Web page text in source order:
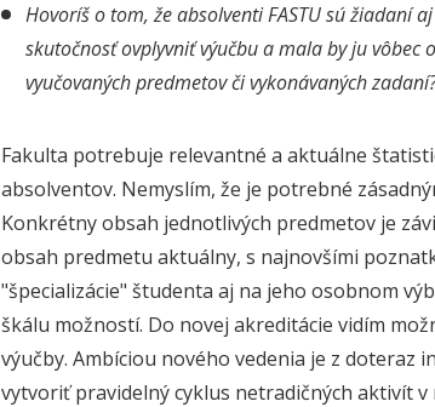
Hovoríš o tom, že absolventi FASTU sú žiadaní
skutočnosť ovplyvniť výučbu a mala by ju
vyučovaných predmetov či vykonávaných
Fakulta potrebuje relevantné a aktuálne
absolventov. Nemyslím, že je potrebné
Konkrétny obsah jednotlivých predmetov je
obsah predmetu aktuálny, s najnovšími
"špecializácie" študenta aj na jeho osobnom
škálu možností. Do novej akreditácie vidím
výučby. Ambíciou nového vedenia je z
vytvoriť pravidelný cyklus netradičných aktivít